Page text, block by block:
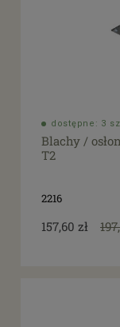
dostępne: 3
Blachy /
T2
2216
157,60 zł